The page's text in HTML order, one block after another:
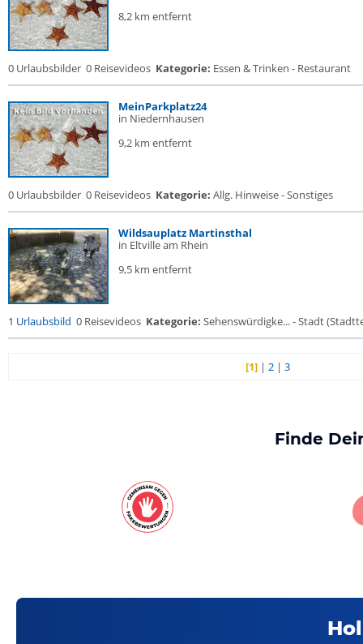
8,2 km entfernt
0 Urlaubsbilder 0 Reisevideos Kategorie: Essen & Trinken - Restaurant
MeinParkplatz24
in Niedernhausen
9,2 km entfernt
0 Urlaubsbilder 0 Reisevideos Kategorie: Allg. Hinweise - Sonstiges
Wildsauplatz Martinsthal
in Eltville am Rhein
9,5 km entfernt
1 Urlaubsbild 0 Reisevideos Kategorie: Sehenswürdigke... - Stadt
[1] |2 |3
Finde